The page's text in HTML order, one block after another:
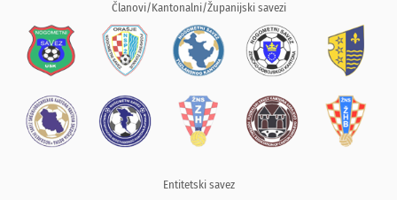
Članovi/Kantonalni/Županijski savezi
Entitetski savez